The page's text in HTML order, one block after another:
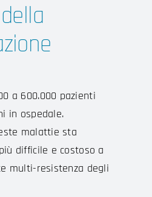
a 600.000 pazienti
in ospedale.
malattie sta
difficile e costoso a
multi-resistenza degli